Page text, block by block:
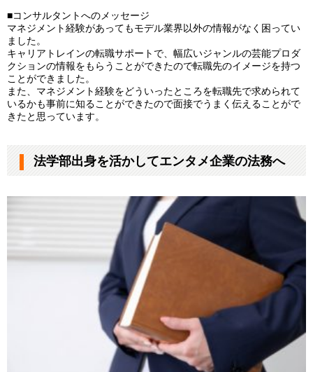
■コンサルタントへのメッセージ
マネジメント経験があってもモデル業界以外の情報がなく困ってい
ました。
キャリアトレインの転職サポートで、幅広いジャンルの芸能プロダ
クションの情報をもらうことができたので転職先のイメージを持つ
ことができました。
また、マネジメント経験をどういったところを転職先で求められて
いるかも事前に知ることができたので面接でうまく伝えることがで
きたと思っています。
法学部出身を活かしてエンタメ企業の法務へ